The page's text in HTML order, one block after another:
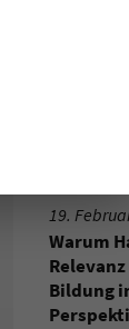
19.
Warum
Bildung